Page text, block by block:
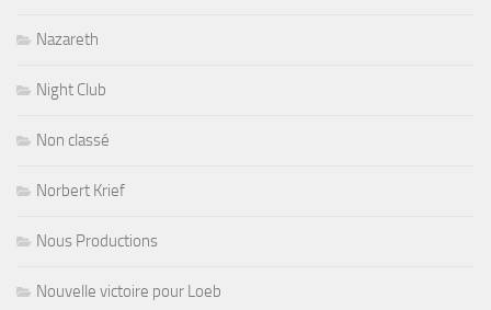
Nazareth
Night Club
Non classé
Norbert Krief
Nous Productions
Nouvelle victoire pour Loeb